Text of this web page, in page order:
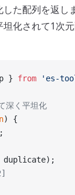
た配列を返し
化されて1次
} from 'es-
深く平坦化
n) {